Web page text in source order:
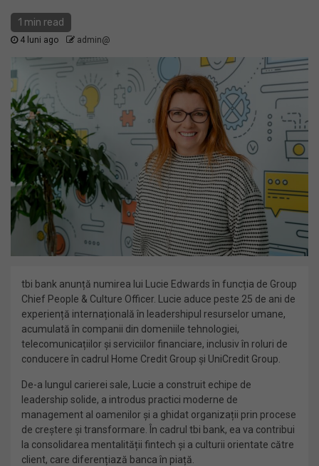
1 min read
4 luni ago admin@
tbi bank anunță numirea lui Lucie Edwards în funcția de Group
Chief People & Culture Officer. Lucie aduce peste 25 de ani de
experiență internațională în leadershipul resurselor umane,
acumulată în companii din domeniile tehnologiei,
telecomunicațiilor și serviciilor financiare, inclusiv în roluri de
conducere în cadrul Home Credit Group și UniCredit Group.
De-a lungul carierei sale, Lucie a construit echipe de
leadership solide, a introdus practici moderne de
management al oamenilor și a ghidat organizații prin procese
de creștere și transformare. În cadrul tbi bank, ea va contribui
la consolidarea mentalității fintech și a culturii orientate către
client, care diferențiază banca în piață.